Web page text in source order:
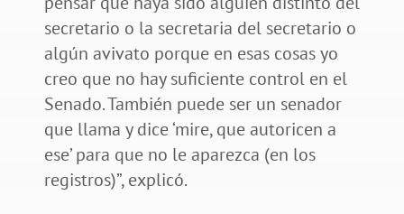
secretario o la secretaria del secretario o
algún avivato porque en esas cosas yo
creo que no hay suficiente control en el
Senado. También puede ser un senador
que llama y dice ‘mire, que autoricen a
ese’ para que no le aparezca (en los
registros)”, explicó.